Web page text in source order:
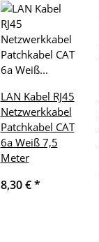
LAN Kabel RJ45
Netzwerkkabel
Patchkabel CAT
6a Weiß 7,5
Meter
8,30 €*